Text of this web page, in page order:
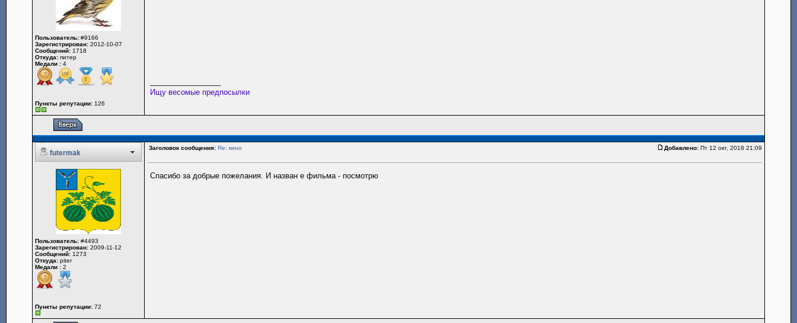
Пользователь:#9166
Зарегистрирован:2012-10-07
Сообщений:1718
Откуда:питер
Медали :4
Пункты репутации:126
Ищу весомые предпосылки
futermak
Заголовок сообщения: Re: кино Добавлено:Пт 12 окт, 2018 21:09
Пользователь:#4493
Зарегистрирован:2009-11-12
Сообщений:1273
Откуда:piter
Медали :2
Пункты репутации:72
Спасибо за добрые пожелания. И назван е фильма - посмотрю